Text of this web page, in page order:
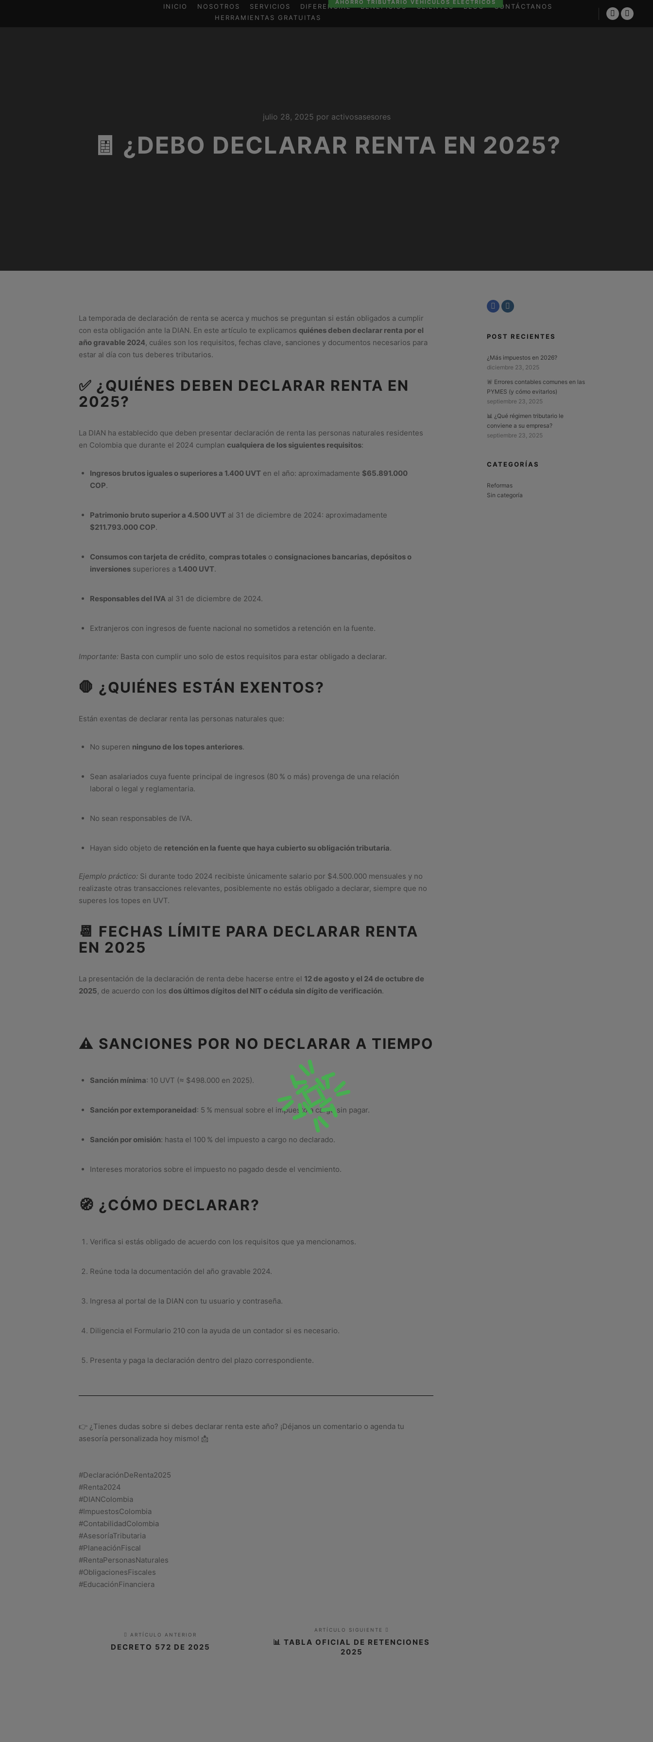
INICIO NOSOTROS SERVICIOS DIFERENCIAL BENEFICIOS CLIENTES BLOG
CONTÁCTANOS
HERRAMIENTAS GRATUITAS
AHORRO TRIBUTARIO VEHÍCULOS ELÉCTRICOS
julio 28, 2025 por activosasesores
🧾 ¿DEBO DECLARAR RENTA EN 2025?
La temporada de declaración de renta se acerca y muchos se preguntan si están obligados a cumplir
con esta obligación ante la DIAN. En este artículo te explicamos quiénes deben declarar renta por el
año gravable 2024, cuáles son los requisitos, fechas clave, sanciones y documentos necesarios para
estar al día con tus deberes tributarios.
✅ ¿QUIÉNES DEBEN DECLARAR RENTA EN
2025?
La DIAN ha establecido que deben presentar declaración de renta las personas naturales residentes
en Colombia que durante el 2024 cumplan cualquiera de los siguientes requisitos:
Ingresos brutos iguales o superiores a 1.400 UVTen el año: aproximadamente $65.891.000
COP.
Patrimonio bruto superior a 4.500 UVTal 31 de diciembre de 2024: aproximadamente
$211.793.000 COP.
Consumos con tarjeta de crédito, compras totaleso consignaciones bancarias, depósitos o
inversionessuperiores a 1.400 UVT.
Responsables del IVAal 31 de diciembre de 2024.
Extranjeros con ingresos de fuente nacional no sometidos a retención en la fuente.
Importante: Basta con cumplir uno solo de estos requisitos para estar obligado a declarar.
🛑 ¿QUIÉNES ESTÁN EXENTOS?
Están exentas de declarar renta las personas naturales que:
No superen ninguno de los topes anteriores.
Sean asalariados cuya fuente principal de ingresos (80 % o más) provenga de una relación
laboral o legal y reglamentaria.
No sean responsables de IVA.
Hayan sido objeto de retención en la fuente que haya cubierto su obligación tributaria.
Ejemplo práctico: Si durante todo 2024 recibiste únicamente salario por $4.500.000 mensuales y no
realizaste otras transacciones relevantes, posiblemente no estás obligado a declarar, siempre que no
superes los topes en UVT.
📆 FECHAS LÍMITE PARA DECLARAR RENTA
EN 2025
La presentación de la declaración de renta debe hacerse entre el 12 de agosto y el 24 de octubre de
2025, de acuerdo con los dos últimos dígitos del NIT o cédula sin dígito de verificación.
⚠️ SANCIONES POR NO DECLARAR A TIEMPO
Sanción mínima: 10 UVT (≈ $498.000 en 2025).
Sanción por extemporaneidad: 5 % mensual sobre el impuesto a cargo sin pagar.
Sanción por omisión: hasta el 100 % del impuesto a cargo no declarado.
Intereses moratorios sobre el impuesto no pagado desde el vencimiento.
🧭 ¿CÓMO DECLARAR?
Verifica si estás obligado de acuerdo con los requisitos que ya mencionamos.
Reúne toda la documentación del año gravable 2024.
Ingresa al portal de la DIAN con tu usuario y contraseña.
Diligencia el Formulario 210 con la ayuda de un contador si es necesario.
Presenta y paga la declaración dentro del plazo correspondiente.
👉 ¿Tienes dudas sobre si debes declarar renta este año? ¡Déjanos un comentario o agenda tu
asesoría personalizada hoy mismo! 📩
#DeclaraciónDeRenta2025
#Renta2024
#DIANColombia
#ImpuestosColombia
#ContabilidadColombia
#AsesoríaTributaria
#PlaneaciónFiscal
#RentaPersonasNaturales
#ObligacionesFiscales
#EducaciónFinanciera
ARTÍCULO ANTERIOR
DECRETO 572 DE 2025
ARTÍCULO SIGUIENTE
📊 TABLA OFICIAL DE RETENCIONES
2025
POST RECIENTES
¿Más impuestos en 2026?
diciembre 23, 2025
🚨 Errores contables comunes en las
PYMES (y cómo evitarlos)
septiembre 23, 2025
📊 ¿Qué régimen tributario le
conviene a su empresa?
septiembre 23, 2025
CATEGORÍAS
Reformas
Sin categoría